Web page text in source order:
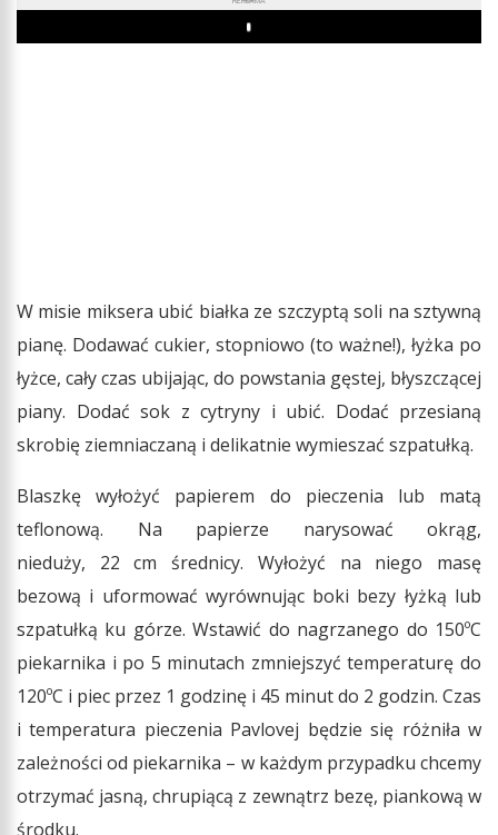
Play
W misie miksera ubić białka ze szczyptą soli na sztywną
pianę. Dodawać cukier, stopniowo (to ważne!), łyżka po
łyżce, cały czas ubijając, do powstania gęstej, błyszczącej
piany. Dodać sok z cytryny i ubić. Dodać przesianą
skrobię ziemniaczaną i delikatnie wymieszać szpatułką.
Blaszkę wyłożyć papierem do pieczenia lub matą
teflonową. Na papierze narysować okrąg,
nieduży, 22 cm średnicy. Wyłożyć na niego masę
bezową i uformować wyrównując boki bezy łyżką lub
szpatułką ku górze. Wstawić do nagrzanego do 150ºC
piekarnika i po 5 minutach zmniejszyć temperaturę do
120ºC i piec przez 1 godzinę i 45 minut do 2 godzin. Czas
i temperatura pieczenia Pavlovej będzie się różniła w
zależności od piekarnika – w każdym przypadku chcemy
otrzymać jasną, chrupiącą z zewnątrz bezę, piankową w
środku.